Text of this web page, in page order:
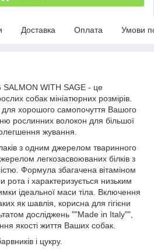
Доставка Оплата Умови
WITH SAGE - це
собак мініатюрних розмірів.
хорошого самопочуття Вашого
рослинних волокон для більшої
жування.
з одним джерелом тваринного
легкозасвоюваних білків з
Формула збагачена вітаміном
і характеризується низьким
ідеальної маси тіла. Включення
як шавлія, корисна для гігієни
досліджень ""Made in Italy"",
якості життя Ваших собак.
і цукру.